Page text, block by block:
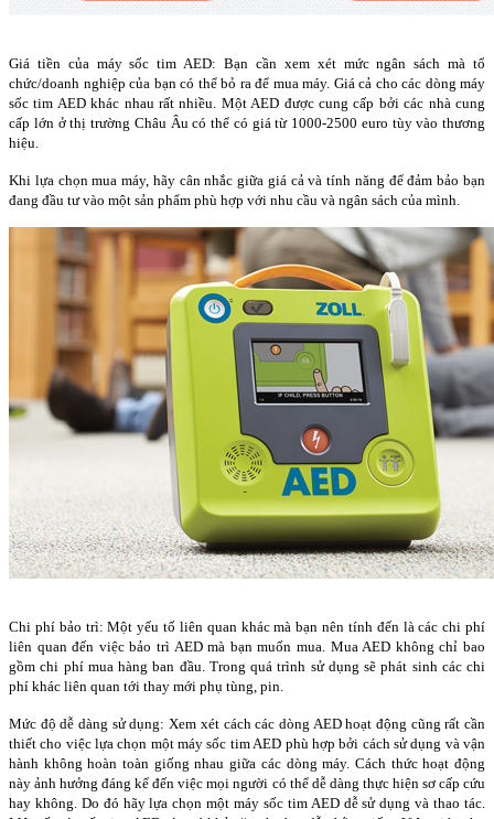
Giá tiền của máy sốc tim AED: Bạn cần xem xét mức ngân sách mà tổ
chức/doanh nghiệp của bạn có thể bỏ ra để mua máy. Giá cả cho các dòng máy
sốc tim AED khác nhau rất nhiều. Một AED được cung cấp bởi các nhà cung
cấp lớn ở thị trường Châu Âu có thể có giá từ 1000-2500 euro tùy vào thương
hiệu.
Khi lựa chọn mua máy, hãy cân nhắc giữa giá cả và tính năng để đảm bảo bạn
đang đầu tư vào một sản phẩm phù hợp với nhu cầu và ngân sách của mình.
Chi phí bảo trì: Một yếu tố liên quan khác mà bạn nên tính đến là các chi phí
liên quan đến việc bảo trì AED mà bạn muốn mua. Mua AED không chỉ bao
gồm chi phí mua hàng ban đầu. Trong quá trình sử dụng sẽ phát sinh các chi
phí khác liên quan tới thay mới phụ tùng, pin.
Mức độ dễ dàng sử dụng: Xem xét cách các dòng AED hoạt động cũng rất cần
thiết cho việc lựa chọn một máy sốc tim AED phù hợp bởi cách sử dụng và vận
hành không hoàn toàn giống nhau giữa các dòng máy. Cách thức hoạt động
này ảnh hưởng đáng kể đến việc mọi người có thể dễ dàng thực hiện sơ cấp cứu
hay không. Do đó hãy lựa chọn một máy sốc tim AED dễ sử dụng và thao tác.